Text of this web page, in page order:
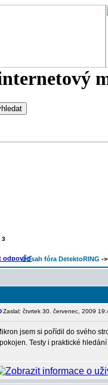
3
Obsah fóra DetektoRING ->
Zaslal: čtvrtek 30. červenec, 2009
jsem si pořídil do svého
Testy i praktické